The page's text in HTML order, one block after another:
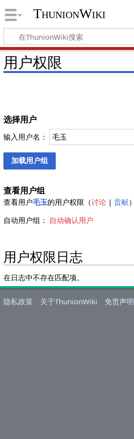
ThunionWiki
用户权限
选择用户
输入用户名：
查看用户组
查看用户毛玉的用户权限 （讨论| 贡献）
自动用户组： 自动确认用户
用户权限日志
在日志中不存在匹配项。
隐私政策 关于ThunionWiki 免责声明